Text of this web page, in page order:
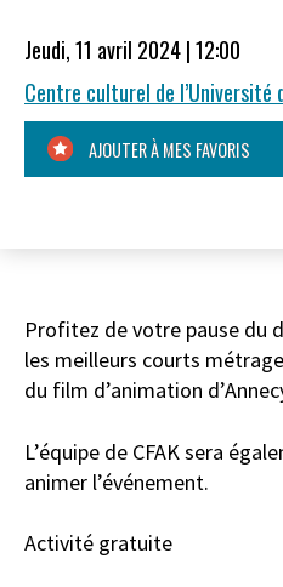
Jeudi, 11 avril 2024 | 12:00
Centre culturel de l’Université
AJOUTER À MES FAVORIS
Profitez de votre pause du
les meilleurs courts
du film d’animation
L’équipe de CFAK sera
animer l’événement.
Activité gratuite